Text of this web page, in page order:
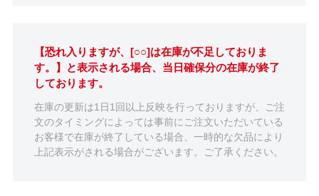
【恐れ入りますが、[○○]は在庫が不足しておりま
す。】と表示される場合、当日確保分の在庫が終了
しております。
在庫の更新は1日1回以上反映を行っておりますが、ご注
文のタイミングによっては事前にご注文いただいている
お客様で在庫が終了している場合、一時的な欠品により
上記表示がされる場合がございます。ご了承ください。